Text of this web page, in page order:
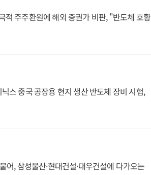
적 주주환원에 해외 증권가 비판, "반도체 호황
스 중국 공장용 현지 생산 반도체 장비 시험,
어, 삼성물산·현대건설·대우건설에 다가오는